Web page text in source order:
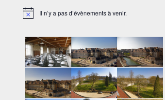
Notice Il n’y a pas d’évènements à venir.